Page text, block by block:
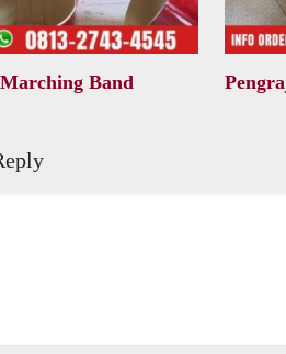
Band